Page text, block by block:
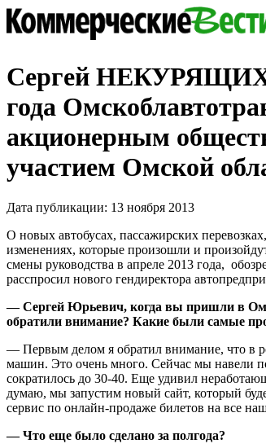
Сергей
года
акционерным
участием Омской
Дата публикации: 13 ноября 2013
О новых автобусах, пассажирских
изменениях, которые произошли и
смены руководства в апреле 2013 года,
расспросил нового гендиректора
— Сергей Юрьевич, когда вы пришли в
обратили внимание? Какие были самые
— Первым делом я обратил внимание, что в
машин. Это очень много. Сейчас мы навели
сократилось до 30-40. Еще удивил
думаю, мы запустим новый сайт, который
сервис по онлайн-продаже билетов на все
— Что еще было сделано за полгода?